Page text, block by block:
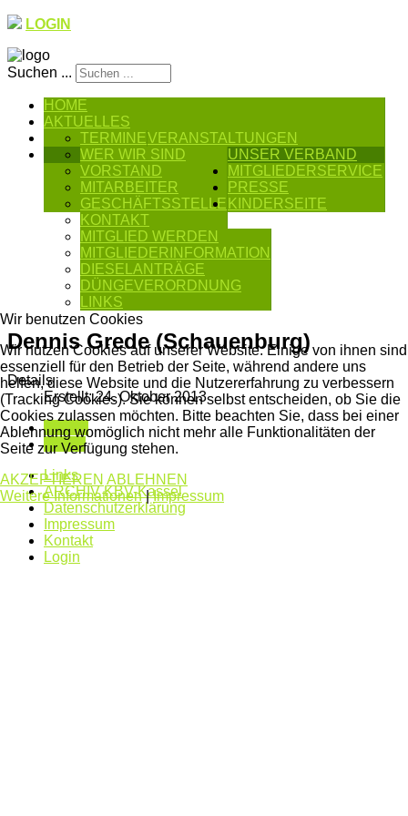
LOGIN
Suchen ...
HOME
AKTUELLES
VERANSTALTUNGEN
TERMINE
UNSER VERBAND
WER WIR SIND
VORSTAND
MITARBEITER
GESCHÄFTSSTELLE
KONTAKT
MITGLIEDERSERVICE
MITGLIED WERDEN
MITGLIEDERINFORMATION
DIESELANTRÄGE
DÜNGEVERORDNUNG
LINKS
PRESSE
KINDERSEITE
Dennis Grede (Schauenburg)
Details
Erstellt: 24. Oktober 2013
Zurück
Weiter
Links
ARCHIV KBV-Kassel
Datenschutzerklärung
Impressum
Kontakt
Login
Wir benutzen Cookies
Wir nutzen Cookies auf unserer Website. Einige von ihnen sind
essenziell für den Betrieb der Seite, während andere uns
helfen, diese Website und die Nutzererfahrung zu verbessern
(Tracking Cookies). Sie können selbst entscheiden, ob Sie die
Cookies zulassen möchten. Bitte beachten Sie, dass bei einer
Ablehnung womöglich nicht mehr alle Funktionalitäten der
Seite zur Verfügung stehen.
AKZEPTIEREN ABLEHNEN
Weitere Informationen|Impressum